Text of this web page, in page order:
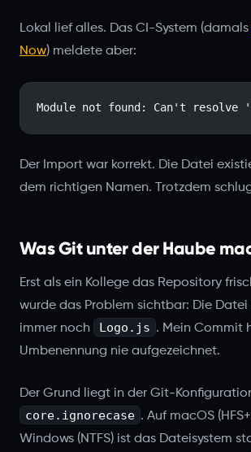
Lokal lief alles. Das CI-System (damals
Now) meldete aber:
Module not found: Can't resolve
Der Import war korrekt. Die Datei
dem richtigen Namen. Trotzdem
Was Git unter der Haube
Erst als ein Kollege das Repository
wurde das Problem sichtbar: Die Datei
immer noch
Logo.js . Mein Commit
Umbenennung nie aufgezeichnet.
Der Grund liegt in der Git-
core.ignorecase . Auf macOS
Windows (NTFS) ist das Dateisystem